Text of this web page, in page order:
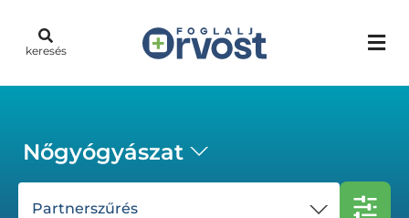
keresés
Nőgyógyászat
Partnerszűrés